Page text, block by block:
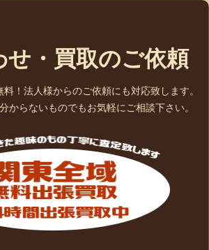
せ・買取のご依頼
！法人様からのご依頼にも対応致します。
からないものでもお気軽にご相談下さい。